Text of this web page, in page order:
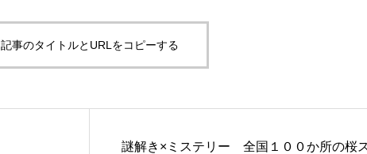
記事のタイトルとURLをコピーする
謎解き×ミステリー 全国１００か所の桜